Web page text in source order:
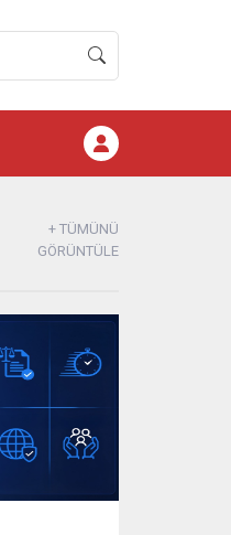
+ TÜMÜNÜ
GÖRÜNTÜLE